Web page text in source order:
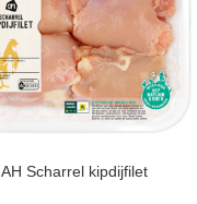
AH Scharrel kipdijfilet